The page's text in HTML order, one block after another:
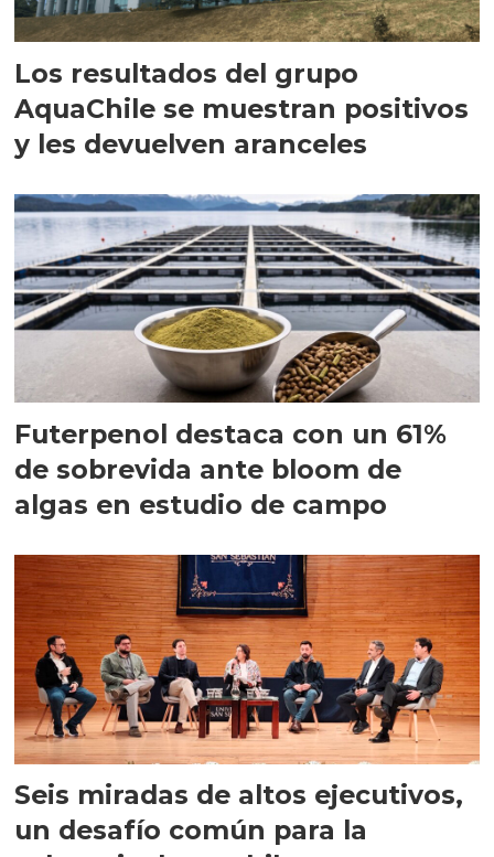
Los resultados del grupo
AquaChile se muestran positivos
y les devuelven aranceles
Futerpenol destaca con un 61%
de sobrevida ante bloom de
algas en estudio de campo
Seis miradas de altos ejecutivos,
un desafío común para la